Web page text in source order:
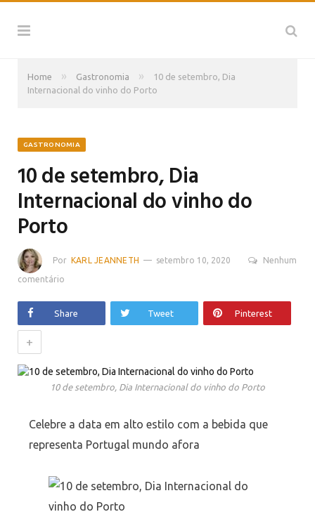
Home » Gastronomia »
10 de setembro, Dia
Internacional do vinho do Porto
GASTRONOMIA
10 de setembro, Dia
Internacional do vinho do
Porto
Por KARL JEANNETH setembro 10, 2020 Nenhum
comentário
Share Tweet Pinterest
+
10 de setembro, Dia Internacional do vinho do Porto
Celebre a data em alto estilo com a bebida que
representa Portugal mundo afora